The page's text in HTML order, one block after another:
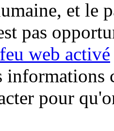
et le
pas
web activé
informations
pour